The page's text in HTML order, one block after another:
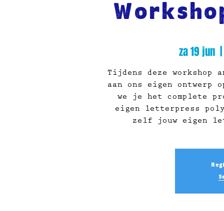
za 19 jun
Tijdens deze workshop
aan ons eigen ontwerp
we je het complete
eigen letterpress
zelf jouw eigen